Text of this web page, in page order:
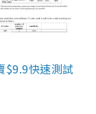
$9.9快速測試